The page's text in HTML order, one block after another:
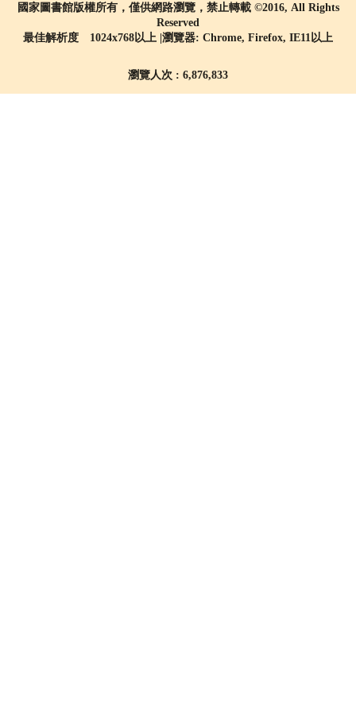
國家圖書館版權所有，僅供網路瀏覽，禁止轉載 ©2016, All Rights
Reserved
最佳解析度 1024x768以上 |瀏覽器: Chrome, Firefox, IE11以上
瀏覽人次 : 6,876,833